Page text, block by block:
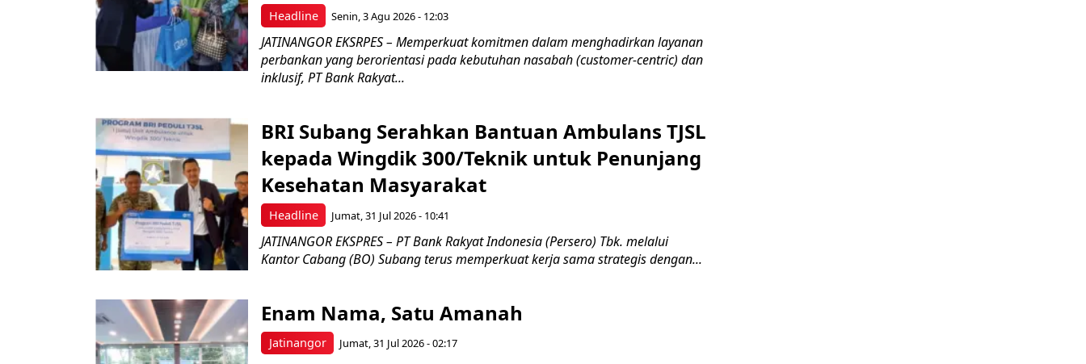
Headline Senin, 3 Agu 2026 - 12:03
JATINANGOR EKSRPES – Memperkuat komitmen dalam menghadirkan layanan
perbankan yang berorientasi pada kebutuhan nasabah (customer-centric) dan
inklusif, PT Bank Rakyat...
Headline
BRI Subang Serahkan Bantuan Ambulans TJSL
kepada Wingdik 300/Teknik untuk Penunjang
Kesehatan Masyarakat ​
Jumat, 31 Jul 2026 - 10:41
JATINANGOR EKSPRES – PT Bank Rakyat Indonesia (Persero) Tbk. melalui
Kantor Cabang (BO) Subang terus memperkuat kerja sama strategis dengan...
Jatinangor
Enam Nama, Satu Amanah
Jumat, 31 Jul 2026 - 02:17